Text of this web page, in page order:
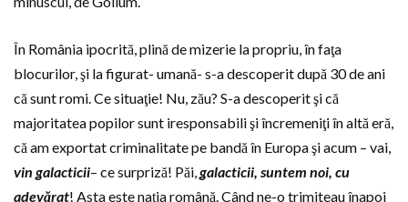
În România ipocrită, plină de mizerie la propriu, în faţa
blocurilor, şi la figurat- umană- s-a descoperit după 30 de ani
că sunt romi. Ce situaţie! Nu, zău? S-a descoperit şi că
majoritatea popilor sunt iresponsabili şi încremeniţi în altă eră,
că am exportat criminalitate pe bandă în Europa şi acum – vai,
vin galacticii– ce surpriză! Păi,galacticii, suntem noi, cu
adevărat! Asta este naţia română. Când ne-o trimiteau înapoi